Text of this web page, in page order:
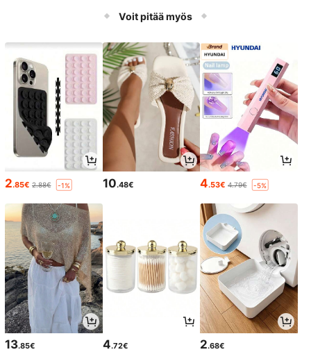
Voit pitää myös
2.85€ 2.88€ -1% 10.48€ 4.53€ 4.79€ -5%
13.85€ 4.72€ 2.68€